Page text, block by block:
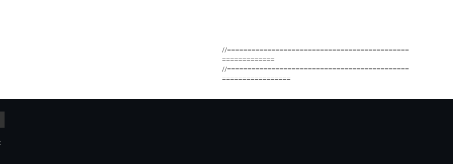
//=============================================
=============
//=============================================
=================